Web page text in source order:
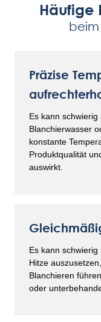
Häufige
beim
Präzise
Es kann
Blanchierwasser
konstante
Produktqualität
auswirkt.
Es kann
Hitze
Blanchieren
oder